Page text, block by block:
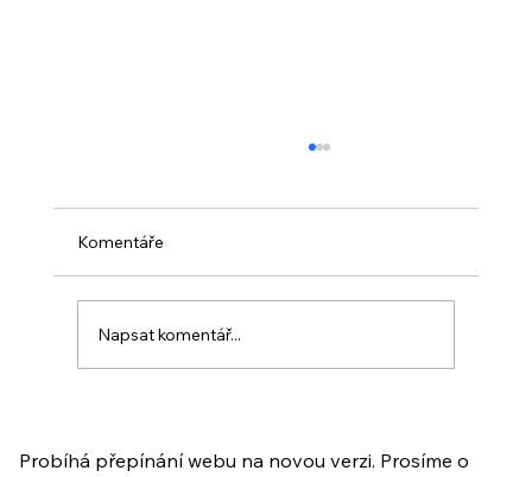
ukázkové lekce
Komentáře
Napsat komentář...
Probíhá přepínání webu na novou verzi. Prosíme o